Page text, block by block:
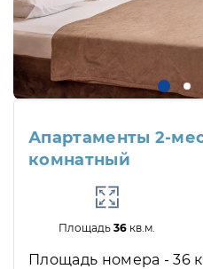
Апартаменты 2-
комнатный
Площадь36 кв.м.
Площадь номера - 36